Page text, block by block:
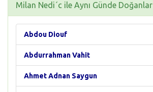
Milan Nedi´c ile Aynı Günde Doğanlar
Abdou Diouf
Abdurrahman Vahit
Ahmet Adnan Saygun